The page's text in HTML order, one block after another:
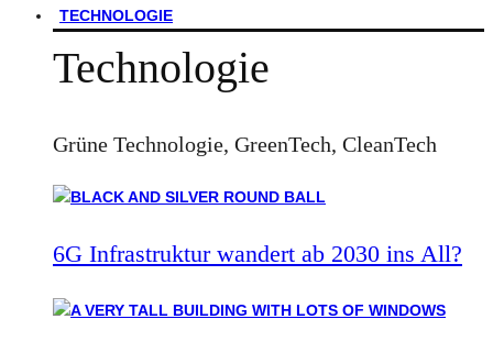
TECHNOLOGIE
Technologie
Grüne Technologie, GreenTech, CleanTech
6G Infrastruktur wandert ab 2030 ins All?